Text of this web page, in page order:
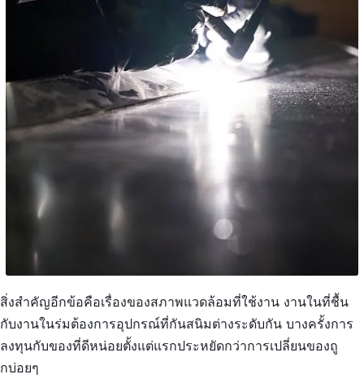
สิ่งสำคัญอีกข้อคือเรื่องของสภาพแวดล้อมที่ใช้งาน งานในที่ชื้น
กับงานในร่มต้องการอุปกรณ์ที่กันสนิมต่างระดับกัน บางครั้งการ
ลงทุนกับของที่ดีหน่อยตั้งแต่แรกประหยัดกว่าการเปลี่ยนของถู
กบ่อยๆ